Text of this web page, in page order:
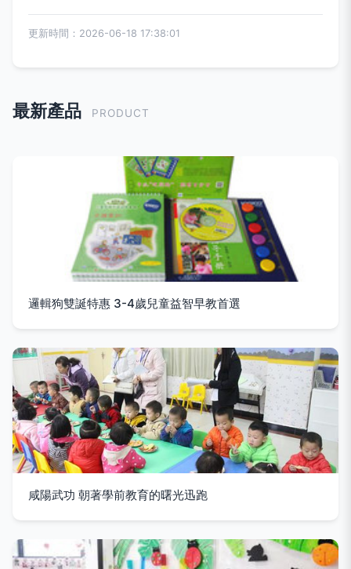
更新時間：2026-06-18 17:38:01
最新產品 PRODUCT
邏輯狗雙誕特惠 3-4歲兒童益智早教首選
咸陽武功 朝著學前教育的曙光迅跑